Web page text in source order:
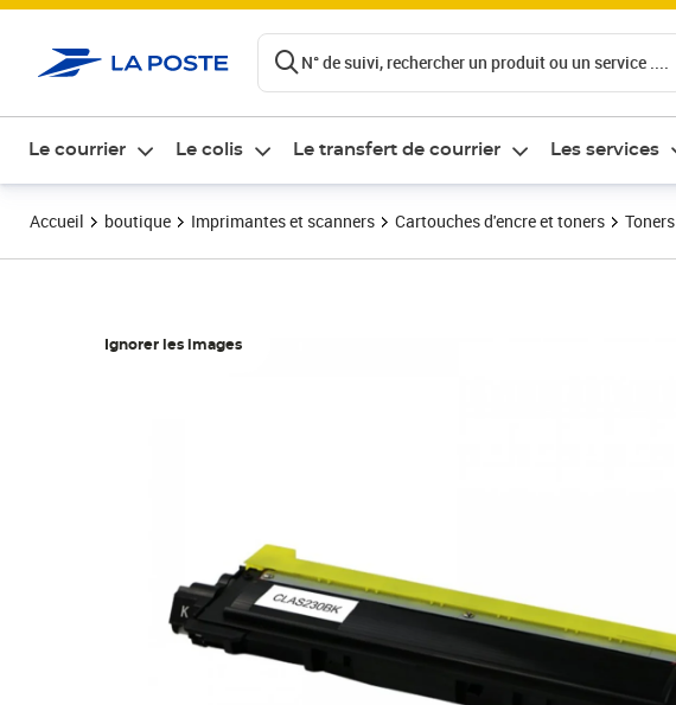
N° de suivi, rechercher un produit ou un service ....
Le courrier Le colis Le transfert de courrier Les services
Accueil boutique Imprimantes et scanners Cartouches d'encre et toners Toners
Ignorer les images